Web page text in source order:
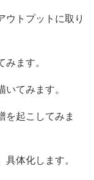
ウトプットに取り
ます。
てみます。
を起こしてみま
体化します。